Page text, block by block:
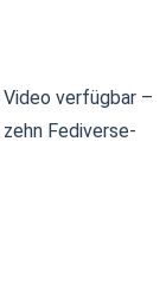
verfügbar –
Fediverse-